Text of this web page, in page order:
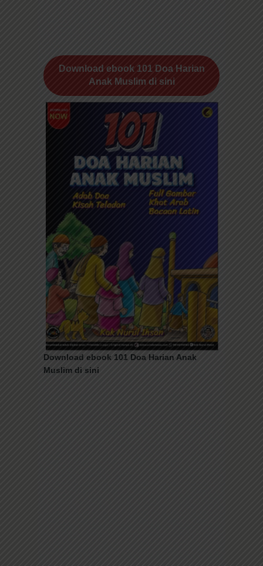
Download ebook 101 Doa Harian
Anak Muslim di sini
Download ebook 101 Doa Harian Anak
Muslim di sini